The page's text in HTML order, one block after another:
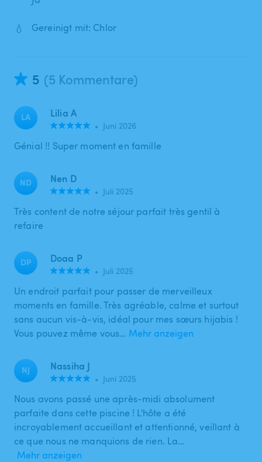
💧 Gereinigt mit: Chlor
5 (5 Kommentare)
LA Lilia A
• Juni 2026
Génial !! Super moment en famille
ND Nen D
• Juli 2025
Très content de notre séjour parfait très gentil à
refaire
DP Doaa P
• Juli 2025
Un endroit parfait pour passer de merveilleux
moments en famille. Très agréable, calme et surtout
sans aucun vis-à-vis, idéal pour mes sœurs hijabis !
Vous pouvez même vous… Mehr anzeigen
NJ Nassiha J
• Juni 2025
Nous avons passé une après-midi absolument
parfaite dans cette piscine ! L'hôte a été
incroyablement accueillant et attentionné, veillant à
ce que nous ne manquions de rien. La…
Mehr anzeigen